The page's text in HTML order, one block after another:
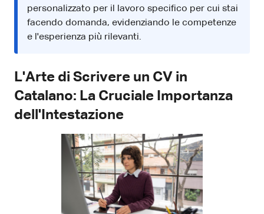
personalizzato per il lavoro specifico per cui stai
facendo domanda, evidenziando le competenze
e l'esperienza più rilevanti.
L'Arte di Scrivere un CV in
Catalano: La Cruciale Importanza
dell'Intestazione